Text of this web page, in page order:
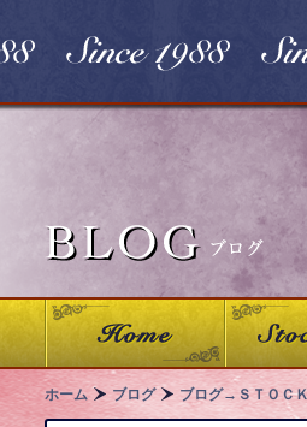
ホーム ブログ ブログ→ＳＴＯＣ